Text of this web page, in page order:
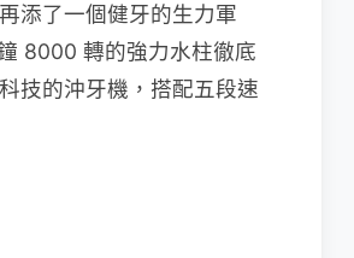
添了一個健牙的生力軍
8000 轉的強力水柱徹底
技的沖牙機，搭配五段速